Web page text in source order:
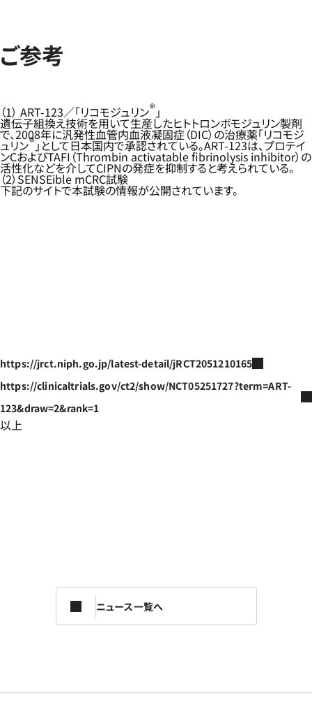
ご参考
（1） ART-123／「リコモジュリン®」
遺伝子組換え技術を用いて生産したヒトトロンボモジュリン製剤
で、2008年に汎発性血管内血液凝固症（DIC）の治療薬「リコモジ
ュリン®」として日本国内で承認されている。ART-123は、プロテイ
ンCおよびTAFI（Thrombin activatable fibrinolysis inhibitor）の
活性化などを介してCIPNの発症を抑制すると考えられている。
（2）SENSEible mCRC試験
下記のサイトで本試験の情報が公開されています。
https://jrct.niph.go.jp/latest-detail/jRCT2051210165
https://clinicaltrials.gov/ct2/show/NCT05251727?term=ART-
123&draw=2&rank=1
以上
ニュース一覧へ